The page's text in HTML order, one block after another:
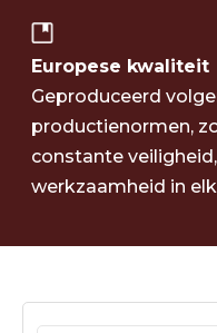
Europese kwaliteit
Geproduceerd
productienormen,
constante
werkzaamheid in